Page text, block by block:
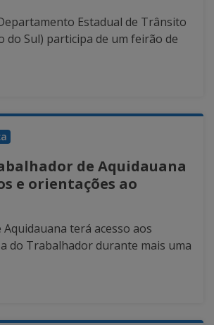
Estadual de Trânsito
do Sul) participa de um feirão de
de Aquidauana
e orientações ao
terá acesso aos
do Trabalhador durante mais uma